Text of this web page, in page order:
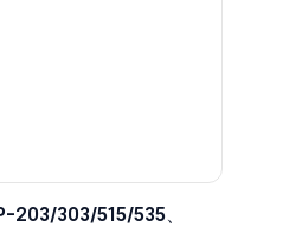
203/303/515/535、